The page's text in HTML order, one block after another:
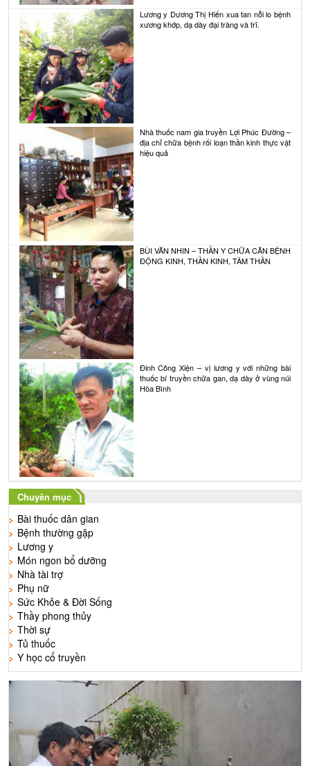
Lương y Dương Thị Hiến xua tan nỗi lo bệnh
xương khớp, dạ dày đại tràng và trĩ.
Nhà thuốc nam gia truyền Lợi Phúc Đường –
địa chỉ chữa bệnh rối loạn thần kinh thực vật
hiệu quả
BÙI VĂN NHIN – THẦN Y CHỮA CĂN BỆNH
ĐỘNG KINH, THẦN KINH, TÂM THẦN
Đinh Công Xiện – vị lương y với những bài
thuốc bí truyền chữa gan, dạ dày ở vùng núi
Hòa Bình
Chuyên mục
Bài thuốc dân gian
Bệnh thường gặp
Lương y
Món ngon bổ dưỡng
Nhà tài trợ
Phụ nữ
Sức Khỏe & Đời Sống
Thầy phong thủy
Thời sự
Tủ thuốc
Y học cổ truyền